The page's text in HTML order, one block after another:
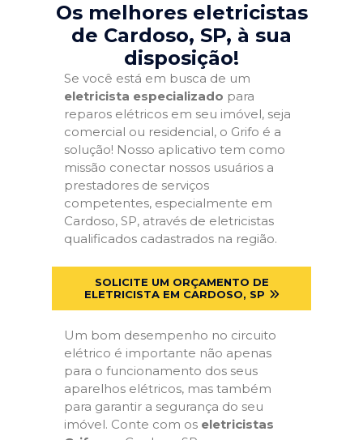
Os melhores eletricistas
de Cardoso, SP, à sua
disposição!
Se você está em busca de um
eletricista especializado para
reparos elétricos em seu imóvel, seja
comercial ou residencial, o Grifo é a
solução! Nosso aplicativo tem como
missão conectar nossos usuários a
prestadores de serviços
competentes, especialmente em
Cardoso, SP, através de eletricistas
qualificados cadastrados na região.
SOLICITE UM ORÇAMENTO DE
ELETRICISTA EM CARDOSO, SP
Um bom desempenho no circuito
elétrico é importante não apenas
para o funcionamento dos seus
aparelhos elétricos, mas também
para garantir a segurança do seu
imóvel. Conte com os eletricistas